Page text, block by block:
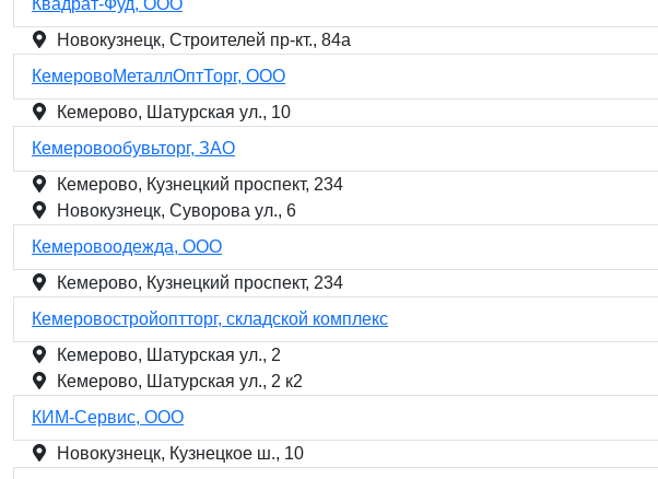
Квадрат-Фуд, ООО
Новокузнецк, Строителей пр-кт., 84а
КемеровоМеталлОптТорг, ООО
Кемерово, Шатурская ул., 10
Кемеровообувьторг, ЗАО
Кемерово, Кузнецкий проспект, 234
Новокузнецк, Суворова ул., 6
Кемеровоодежда, ООО
Кемерово, Кузнецкий проспект, 234
Кемеровостройоптторг, складской комплекс
Кемерово, Шатурская ул., 2
Кемерово, Шатурская ул., 2 к2
КИМ-Сервис, ООО
Новокузнецк, Кузнецкое ш., 10